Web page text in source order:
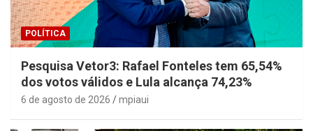
POLÍTICA
Pesquisa Vetor3: Rafael Fonteles tem 65,54%
dos votos válidos e Lula alcança 74,23%
6 de agosto de 2026 mpiaui